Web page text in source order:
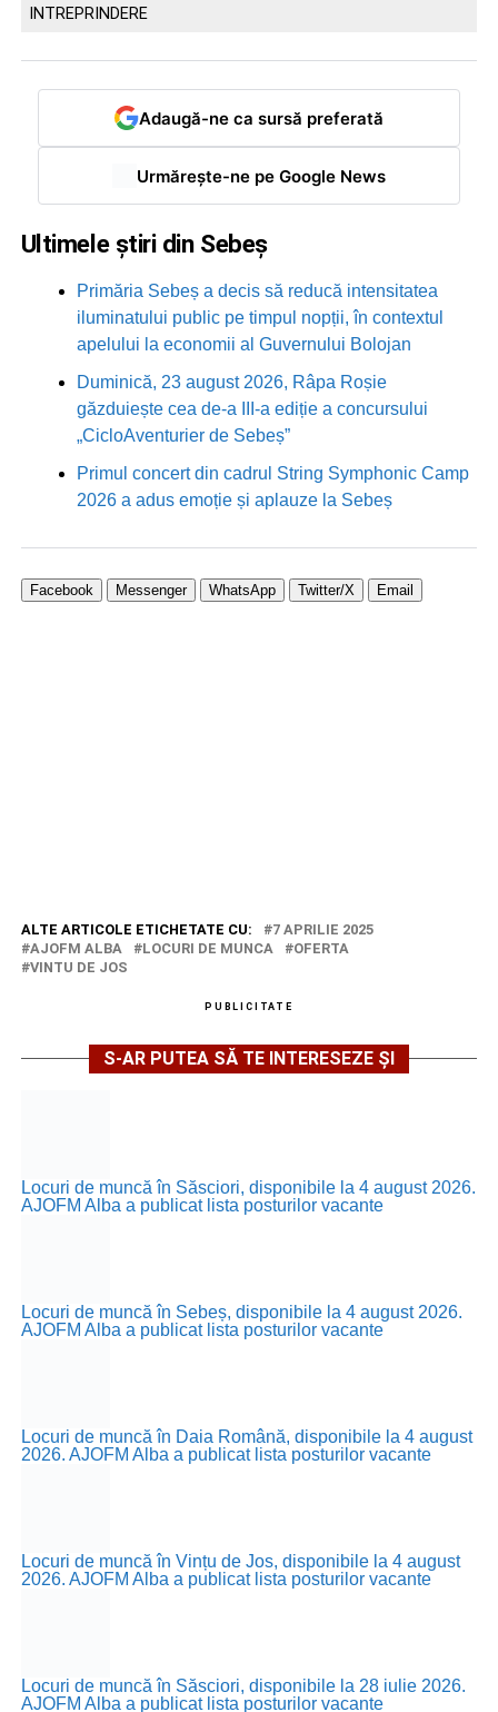
INTREPRINDERE
Adaugă-ne ca sursă preferată
Urmărește-ne pe Google News
Ultimele știri din Sebeș
Primăria Sebeș a decis să reducă intensitatea
iluminatului public pe timpul nopții, în contextul
apelului la economii al Guvernului Bolojan
Duminică, 23 august 2026, Râpa Roșie
găzduiește cea de-a III-a ediție a concursului
„CicloAventurier de Sebeș”
Primul concert din cadrul String Symphonic Camp
2026 a adus emoție și aplauze la Sebeș
Facebook Messenger WhatsApp Twitter/X Email
ALTE ARTICOLE ETICHETATE CU:
7 APRILIE 2025
AJOFM ALBA
LOCURI DE MUNCA
OFERTA
VINTU DE JOS
PUBLICITATE
S-AR PUTEA SĂ TE INTERESEZE ȘI
Locuri de muncă în Săsciori, disponibile la 4 august 2026.
AJOFM Alba a publicat lista posturilor vacante
Locuri de muncă în Sebeș, disponibile la 4 august 2026.
AJOFM Alba a publicat lista posturilor vacante
Locuri de muncă în Daia Română, disponibile la 4 august
2026. AJOFM Alba a publicat lista posturilor vacante
Locuri de muncă în Vințu de Jos, disponibile la 4 august
2026. AJOFM Alba a publicat lista posturilor vacante
Locuri de muncă în Săsciori, disponibile la 28 iulie 2026.
AJOFM Alba a publicat lista posturilor vacante